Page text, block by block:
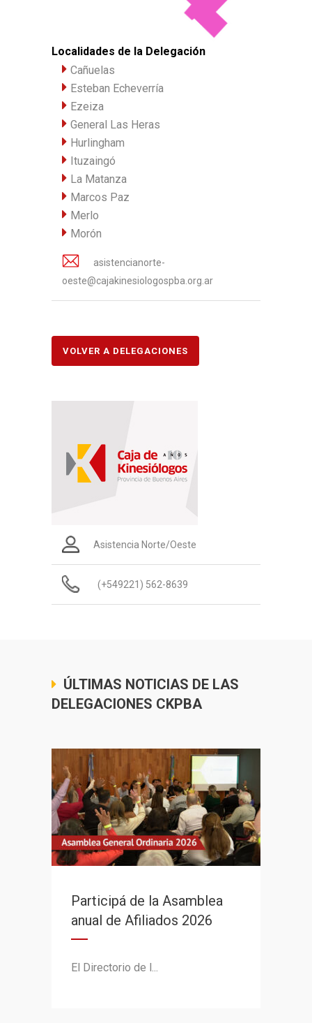
Localidades de la Delegación
Cañuelas
Esteban Echeverría
Ezeiza
General Las Heras
Hurlingham
Ituzaingó
La Matanza
Marcos Paz
Merlo
Morón
asistencianorte-
oeste@cajakinesiologospba.org.ar
VOLVER A DELEGACIONES
Asistencia Norte/Oeste
(+549221) 562-8639
ÚLTIMAS NOTICIAS DE LAS
DELEGACIONES CKPBA
Participá de la Asamblea
anual de Afiliados 2026
El Directorio de l...